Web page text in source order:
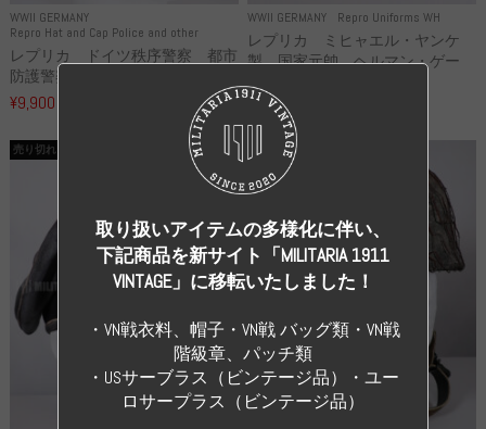
WWII GERMANY
Repro Hat and Cap Police and other
レプリカ ドイツ秩序警察 都市
防護警察 クラッシュキャップ...
¥9,900
WWII GERMANY Repro Uniforms WH
レプリカ ミヒャエル・ヤンケ
製 国家元帥 ヘルマン・ゲー
リ...
¥55,000
売り切れ 売り切れ
取り扱いアイテムの多様化に伴い、
下記商品を新サイト「MILITARIA 1911
VINTAGE」に移転いたしました！
・VN戦衣料、帽子・VN戦 バッグ類・VN戦
階級章、パッチ類
・USサーブラス（ビンテージ品）・ユー
ロサープラス（ビンテージ品）